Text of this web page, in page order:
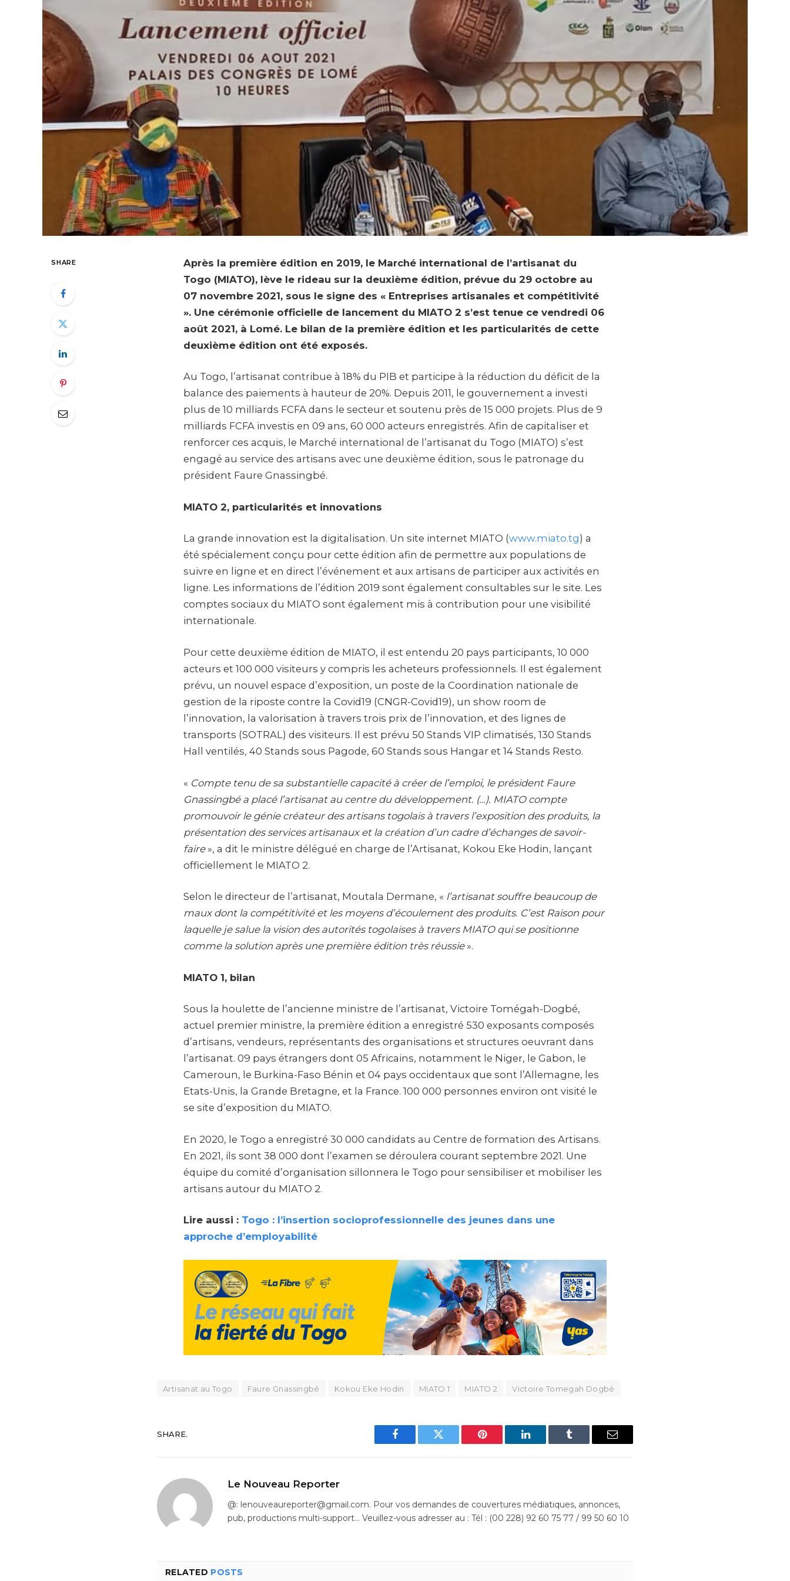
SHARE
Après la première édition en 2019, le Marché international de l’artisanat du
Togo (MIATO), lève le rideau sur la deuxième édition, prévue du 29 octobre au
07 novembre 2021, sous le signe des « Entreprises artisanales et compétitivité
». Une cérémonie officielle de lancement du MIATO 2 s’est tenue ce vendredi 06
août 2021, à Lomé. Le bilan de la première édition et les particularités de cette
deuxième édition ont été exposés.
Au Togo, l’artisanat contribue à 18% du PIB et participe à la réduction du déficit de la
balance des paiements à hauteur de 20%. Depuis 2011, le gouvernement a investi
plus de 10 milliards FCFA dans le secteur et soutenu près de 15 000 projets. Plus de 9
milliards FCFA investis en 09 ans, 60 000 acteurs enregistrés. Afin de capitaliser et
renforcer ces acquis, le Marché international de l’artisanat du Togo (MIATO) s’est
engagé au service des artisans avec une deuxième édition, sous le patronage du
président Faure Gnassingbé.
MIATO 2, particularités et innovations
La grande innovation est la digitalisation. Un site internet MIATO (www.miato.tg) a
été spécialement conçu pour cette édition afin de permettre aux populations de
suivre en ligne et en direct l’événement et aux artisans de participer aux activités en
ligne. Les informations de l’édition 2019 sont également consultables sur le site. Les
comptes sociaux du MIATO sont également mis à contribution pour une visibilité
internationale.
Pour cette deuxième édition de MIATO, il est entendu 20 pays participants, 10 000
acteurs et 100 000 visiteurs y compris les acheteurs professionnels. Il est également
prévu, un nouvel espace d’exposition, un poste de la Coordination nationale de
gestion de la riposte contre la Covid19 (CNGR-Covid19), un show room de
l’innovation, la valorisation à travers trois prix de l’innovation, et des lignes de
transports (SOTRAL) des visiteurs. Il est prévu 50 Stands VIP climatisés, 130 Stands
Hall ventilés, 40 Stands sous Pagode, 60 Stands sous Hangar et 14 Stands Resto.
« Compte tenu de sa substantielle capacité à créer de l’emploi, le président Faure
Gnassingbé a placé l’artisanat au centre du développement. (…). MIATO compte
promouvoir le génie créateur des artisans togolais à travers l’exposition des produits, la
présentation des services artisanaux et la création d’un cadre d’échanges de savoir-
faire», a dit le ministre délégué en charge de l’Artisanat, Kokou Eke Hodin, lançant
officiellement le MIATO 2.
Selon le directeur de l’artisanat, Moutala Dermane, « l’artisanat souffre beaucoup de
maux dont la compétitivité et les moyens d’écoulement des produits. C’est Raison pour
laquelle je salue la vision des autorités togolaises à travers MIATO qui se positionne
comme la solution après une première édition très réussie».
MIATO 1, bilan
Sous la houlette de l’ancienne ministre de l’artisanat, Victoire Tomégah-Dogbé,
actuel premier ministre, la première édition a enregistré 530 exposants composés
d’artisans, vendeurs, représentants des organisations et structures oeuvrant dans
l’artisanat. 09 pays étrangers dont 05 Africains, notamment le Niger, le Gabon, le
Cameroun, le Burkina-Faso Bénin et 04 pays occidentaux que sont l’Allemagne, les
Etats-Unis, la Grande Bretagne, et la France. 100 000 personnes environ ont visité le
se site d’exposition du MIATO.
En 2020, le Togo a enregistré 30 000 candidats au Centre de formation des Artisans.
En 2021, ils sont 38 000 dont l’examen se déroulera courant septembre 2021. Une
équipe du comité d’organisation sillonnera le Togo pour sensibiliser et mobiliser les
artisans autour du MIATO 2.
Lire aussi : Togo : l’insertion socioprofessionnelle des jeunes dans une
approche d’employabilité
Artisanat au Togo Faure Gnassingbé Kokou Eke Hodin MIATO 1 MIATO 2 Victoire Tomegah Dogbé
SHARE.
Facebook Twitter Pinterest LinkedIn Tumblr Email
Le Nouveau Reporter
@: lenouveaureporter@gmail.com. Pour vos demandes de couvertures médiatiques, annonces,
pub, productions multi-support… Veuillez-vous adresser au : Tél : (00 228) 92 60 75 77 / 99 50 60 10
RELATED POSTS